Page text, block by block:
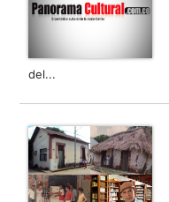
del...